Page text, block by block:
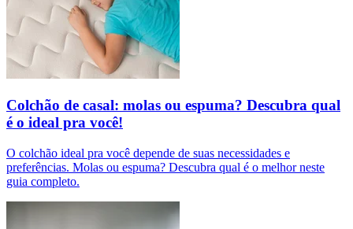
Colchão de casal: molas ou espuma? Descubra qual
é o ideal pra você!
O colchão ideal pra você depende de suas necessidades e
preferências. Molas ou espuma? Descubra qual é o melhor neste
guia completo.